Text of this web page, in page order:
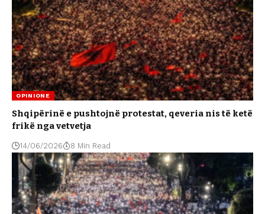
OPINIONE
Shqipërinë e pushtojnë protestat, qeveria nis të ketë
frikë nga vetvetja
14/06/2026 8 Min Read